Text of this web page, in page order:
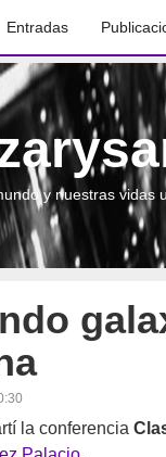
Entradas
y nuestras vidas
la conferencia